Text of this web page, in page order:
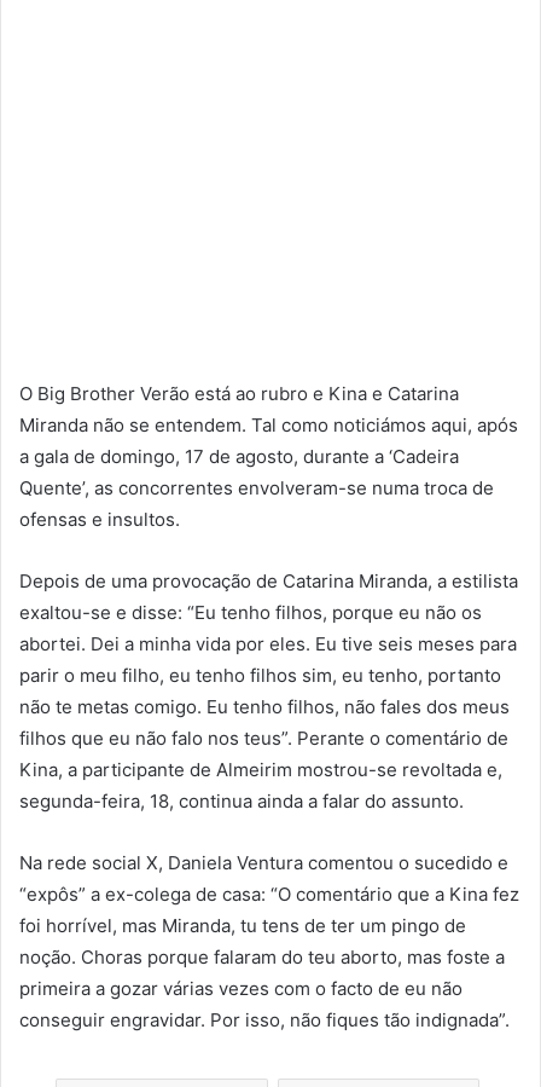
O Big Brother Verão está ao rubro e Kina e Catarina
Miranda não se entendem. Tal como noticiámos aqui, após
a gala de domingo, 17 de agosto, durante a ‘Cadeira
Quente’, as concorrentes envolveram-se numa troca de
ofensas e insultos.
Depois de uma provocação de Catarina Miranda, a estilista
exaltou-se e disse: “Eu tenho filhos, porque eu não os
abortei. Dei a minha vida por eles. Eu tive seis meses para
parir o meu filho, eu tenho filhos sim, eu tenho, portanto
não te metas comigo. Eu tenho filhos, não fales dos meus
filhos que eu não falo nos teus”. Perante o comentário de
Kina, a participante de Almeirim mostrou-se revoltada e,
segunda-feira, 18, continua ainda a falar do assunto.
Na rede social X, Daniela Ventura comentou o sucedido e
“expôs” a ex-colega de casa: “O comentário que a Kina fez
foi horrível, mas Miranda, tu tens de ter um pingo de
noção. Choras porque falaram do teu aborto, mas foste a
primeira a gozar várias vezes com o facto de eu não
conseguir engravidar. Por isso, não fiques tão indignada”.